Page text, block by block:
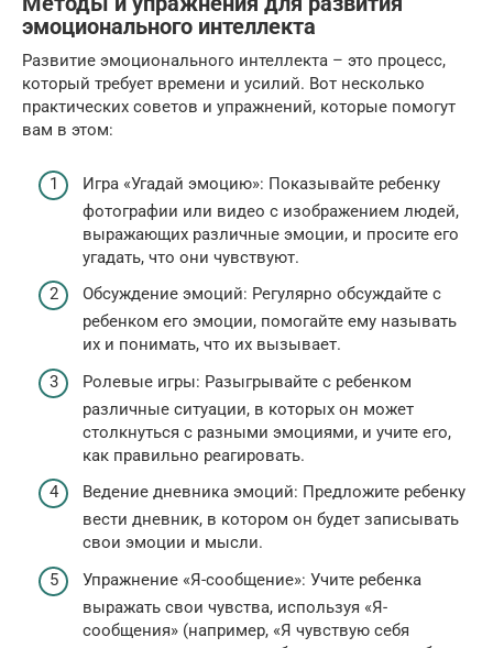
эмоционального интеллекта
Развитие эмоционального интеллекта – это процесс,
который требует времени и усилий. Вот несколько
практических советов и упражнений, которые помогут
вам в этом:
Игра «Угадай эмоцию»: Показывайте ребенку
фотографии или видео с изображением людей,
выражающих различные эмоции, и просите его
угадать, что они чувствуют.
Обсуждение эмоций: Регулярно обсуждайте с
ребенком его эмоции, помогайте ему называть
их и понимать, что их вызывает.
Ролевые игры: Разыгрывайте с ребенком
различные ситуации, в которых он может
столкнуться с разными эмоциями, и учите его,
как правильно реагировать.
Ведение дневника эмоций: Предложите ребенку
вести дневник, в котором он будет записывать
свои эмоции и мысли.
Упражнение «Я-сообщение»: Учите ребенка
выражать свои чувства, используя «Я-
сообщения» (например, «Я чувствую себя